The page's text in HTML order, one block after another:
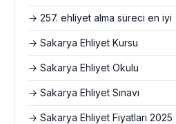
→ 257. ehliyet alma süreci en iyi
→ Sakarya Ehliyet Kursu
→ Sakarya Ehliyet Okulu
→ Sakarya Ehliyet Sınavı
→ Sakarya Ehliyet Fiyatları 2025